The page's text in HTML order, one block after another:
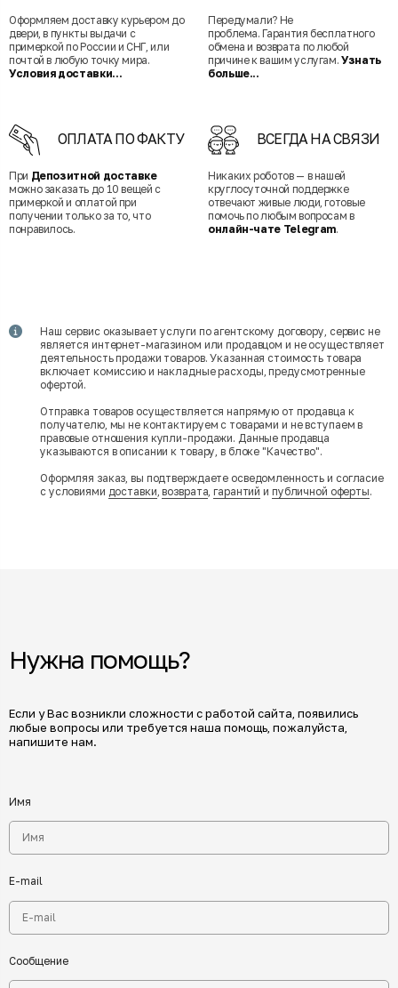
Оформляем доставку курьером до
двери, в пункты выдачи с
примеркой по России и СНГ, или
почтой в любую точку мира.
Условия доставки...
Передумали? Не
проблема. Гарантия бесплатного
обмена и возврата по любой
причине к вашим услугам. Узнать
больше...
ОПЛАТА ПО ФАКТУ
При Депозитной доставке
можно заказать до 10 вещей с
примеркой и оплатой при
получении только за то, что
понравилось.
ВСЕГДА НА СВЯЗИ
Никаких роботов — в нашей
круглосуточной поддержке
отвечают живые люди, готовые
помочь по любым вопросам в
онлайн-чате Telegram.
Наш сервис оказывает услуги по агентскому договору, сервис не
является интернет-магазином или продавцом и не осуществляет
деятельность продажи товаров. Указанная стоимость товара
включает комиссию и накладные расходы, предусмотренные
офертой.
Отправка товаров осуществляется напрямую от продавца к
получателю, мы не контактируем с товарами и не вступаем в
правовые отношения купли-продажи. Данные продавца
указываются в описании к товару, в блоке "Качество".
Оформляя заказ, вы подтверждаете осведомленность и согласие
с условиями доставки ,возврата ,гарантий и публичной оферты.
Нужна помощь?
Если у Вас возникли сложности с работой сайта, появились
любые вопросы или требуется наша помощь, пожалуйста,
напишите нам.
Имя
E-mail
Сообщение